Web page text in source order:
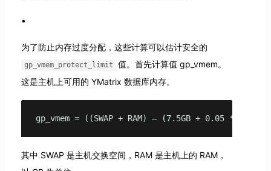
为了防止内存过度分配，这些计算可以估计安全的
gp_vmem_protect_limit
值。首先计算值 gp_vmem。
这是主机上可用的 YMatrix 数据库内存。
gp_vmem = ((SWAP + RAM) – (7.5GB + 0.05 *
其中 SWAP 是主机交换空间，RAM 是主机上的 RAM，